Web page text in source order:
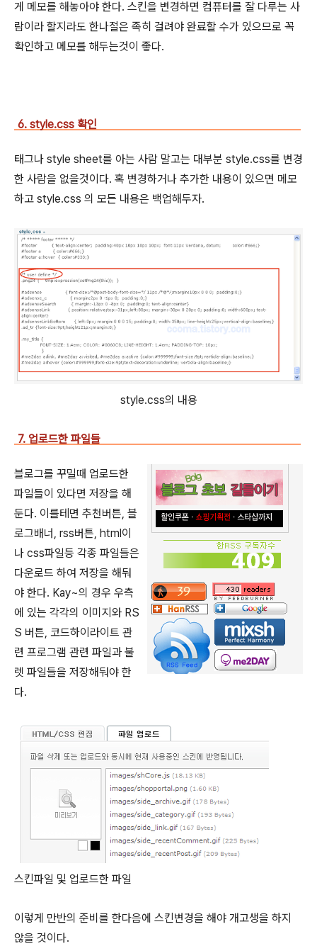
게 메모를 해놓아야 한다. 스킨을 변경하면 컴퓨터를 잘 다루는 사
람이라 할지라도 한나절은 족히 걸려야 완료할 수가 있으므로 꼭
확인하고 메모를 해두는것이 좋다.
6. style.css 확인
태그나 style sheet를 아는 사람 말고는 대부분 style.css를 변경
한 사람을 없을것이다. 혹 변경하거나 추가한 내용이 있으면 메모
하고 style.css 의 모든 내용은 백업해두자.
style.css의 내용
7. 업로드한 파일들
블로그를 꾸밀때 업로드한
파일들이 있다면 저장을 해
둔다. 이를테면 추천버튼, 블
로그배너, rss버튼, html이
나 css파일등 각종 파일들은
다운로드 하여 저장을 해둬
야 한다. Kay~의 경우 우측
에 있는 각각의 이미지와 RS
S 버튼, 코드하이라이트 관
련 프로그램 관련 파일과 불
렛 파일들을 저장해둬야 한
다.
스킨파일 및 업로드한 파일
이렇게 만반의 준비를 한다음에 스킨변경을 해야 개고생을 하지
않을 것이다.